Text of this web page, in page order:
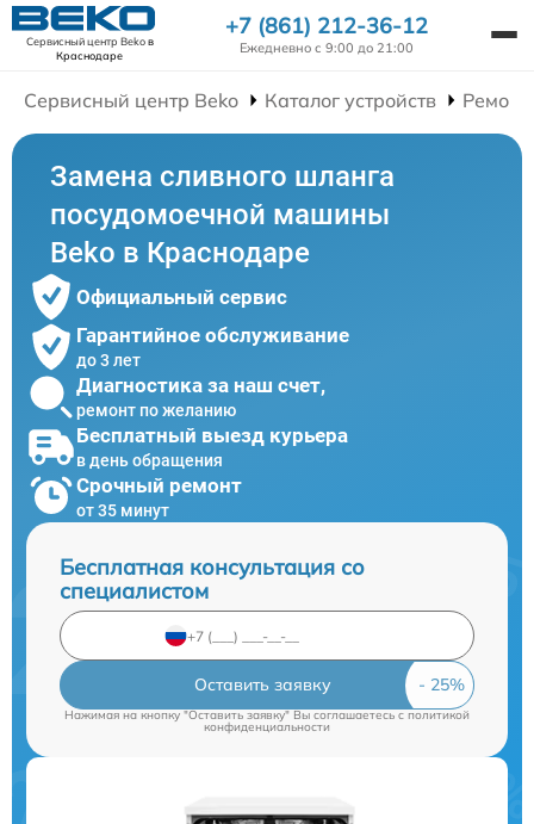
Сервисный центр Bekoв
Краснодаре
+7 (861) 212-36-12
Ежедневно с 9:00 до 21:00
Сервисный центр Beko Каталог устройств
Замена сливного шланга
посудомоечной машины
Beko в Краснодаре
Официальный сервис
Гарантийное обслуживание
до 3 лет
Диагностика за наш счет,
ремонт по желанию
Бесплатный выезд курьера
в день обращения
Срочный ремонт
от 35 минут
Бесплатная консультация со
специалистом
Оставить заявку
Нажимая на кнопку "Оставить заявку" Вы соглашаетесь c политикой
конфиденциальности